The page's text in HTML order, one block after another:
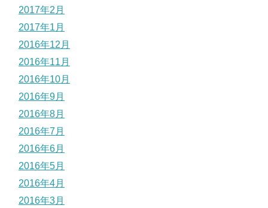
2017年2月
2017年1月
2016年12月
2016年11月
2016年10月
2016年9月
2016年8月
2016年7月
2016年6月
2016年5月
2016年4月
2016年3月